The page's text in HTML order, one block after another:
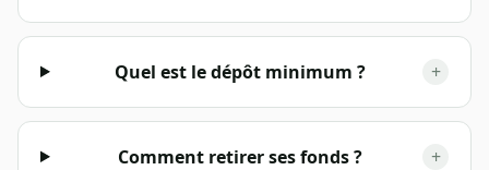
Quel est le dépôt minimum ? +
Comment retirer ses fonds ? +